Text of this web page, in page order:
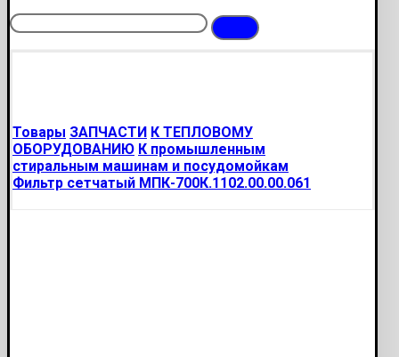
Товары ЗАПЧАСТИ К ТЕПЛОВОМУ
ОБОРУДОВАНИЮ К промышленным
стиральным машинам и посудомойкам
Фильтр сетчатый МПК-700К.1102.00.00.061